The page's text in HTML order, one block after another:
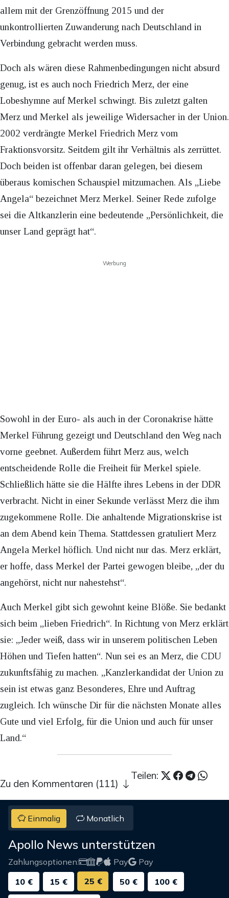
allem mit der Grenzöffnung 2015 und der
unkontrollierten Zuwanderung nach Deutschland in
Verbindung gebracht werden muss.
Doch als wären diese Rahmenbedingungen nicht absurd
genug, ist es auch noch Friedrich Merz, der eine
Lobeshymne auf Merkel schwingt. Bis zuletzt galten
Merz und Merkel als jeweilige Widersacher in der Union.
2002 verdrängte Merkel Friedrich Merz vom
Fraktionsvorsitz. Seitdem gilt ihr Verhältnis als zerrüttet.
Doch beiden ist offenbar daran gelegen, bei diesem
überaus komischen Schauspiel mitzumachen. Als „Liebe
Angela“ bezeichnet Merz Merkel. Seiner Rede zufolge
sei die Altkanzlerin eine bedeutende „Persönlichkeit, die
unser Land geprägt hat“.
Werbung
Sowohl in der Euro- als auch in der Coronakrise hätte
Merkel Führung gezeigt und Deutschland den Weg nach
vorne geebnet. Außerdem führt Merz aus, welch
entscheidende Rolle die Freiheit für Merkel spiele.
Schließlich hätte sie die Hälfte ihres Lebens in der DDR
verbracht. Nicht in einer Sekunde verlässt Merz die ihm
zugekommene Rolle. Die anhaltende Migrationskrise ist
an dem Abend kein Thema. Stattdessen gratuliert Merz
Angela Merkel höflich. Und nicht nur das. Merz erklärt,
er hoffe, dass Merkel der Partei gewogen bleibe, „der du
angehörst, nicht nur nahestehst“.
Auch Merkel gibt sich gewohnt keine Blöße. Sie bedankt
sich beim „lieben Friedrich“. In Richtung von Merz erklärt
sie: „Jeder weiß, dass wir in unserem politischen Leben
Höhen und Tiefen hatten“. Nun sei es an Merz, die CDU
zukunftsfähig zu machen. „Kanzlerkandidat der Union zu
sein ist etwas ganz Besonderes, Ehre und Auftrag
zugleich. Ich wünsche Dir für die nächsten Monate alles
Gute und viel Erfolg, für die Union und auch für unser
Land.“
Teilen:
Zu den Kommentaren (111)
Einmalig Monatlich
Apollo News unterstützen
Zahlungsoptionen: Pay
Pay
10 €
15 € 25 € 50 € 100 €